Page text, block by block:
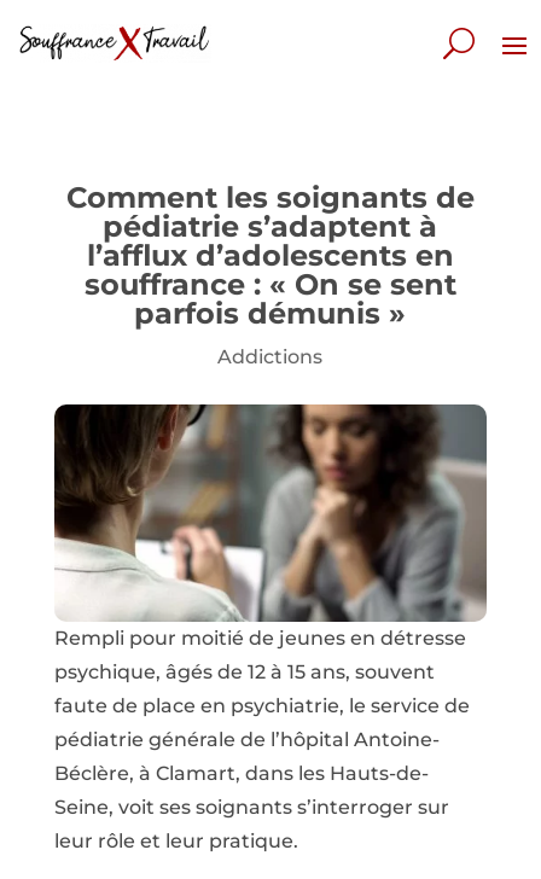
Comment les soignants de
pédiatrie s’adaptent à
l’afflux d’adolescents en
souffrance : « On se sent
parfois démunis »
Addictions
Rempli pour moitié de jeunes en détresse
psychique, âgés de 12 à 15 ans, souvent
faute de place en psychiatrie, le service de
pédiatrie générale de l’hôpital Antoine-
Béclère, à Clamart, dans les Hauts-de-
Seine, voit ses soignants s’interroger sur
leur rôle et leur pratique.